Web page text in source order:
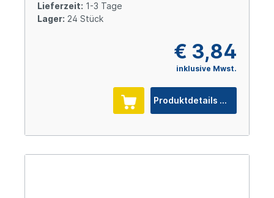
Lieferzeit: 1-3 Tage
Lager: 24 Stück
€ 3,84
inklusive Mwst.
Produktdetails